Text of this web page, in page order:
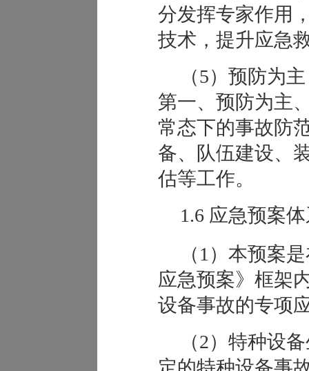
分发挥专家作用
技术，提升应急
（5）预防为
第一、预防为主
常态下的事故防
备、队伍建设、
估等工作。
1 .6 应急预案
（1）本预案
应急预案》框架
设备事故的专项
（2）特种设